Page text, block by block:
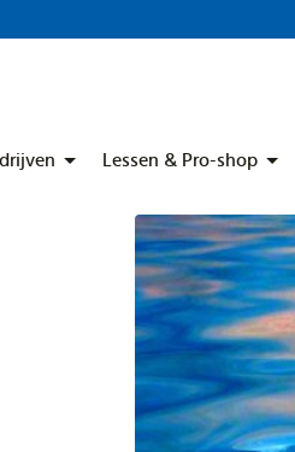
Lessen & Pro-shop